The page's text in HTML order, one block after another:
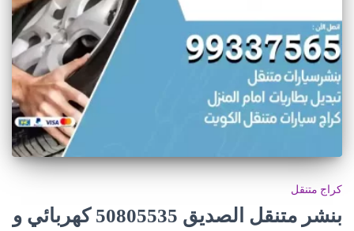
كراج متنقل
بنشر متنقل الصديق 50805535‬ كهربائي و